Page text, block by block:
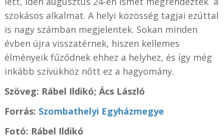
szokásos alkalmat. A helyi közösség tagjai ezúttal
is nagy számban megjelentek. Sokan minden
évben újra visszatérnek, hiszen kellemes
élményeik fűződnek ehhez a helyhez, és így még
inkább szívükhöz nőtt ez a hagyomány.
Szöveg: Rábel Ildikó; Ács László
Forrás: Szombathelyi Egyházmegye
Fotó: Rábel Ildikó